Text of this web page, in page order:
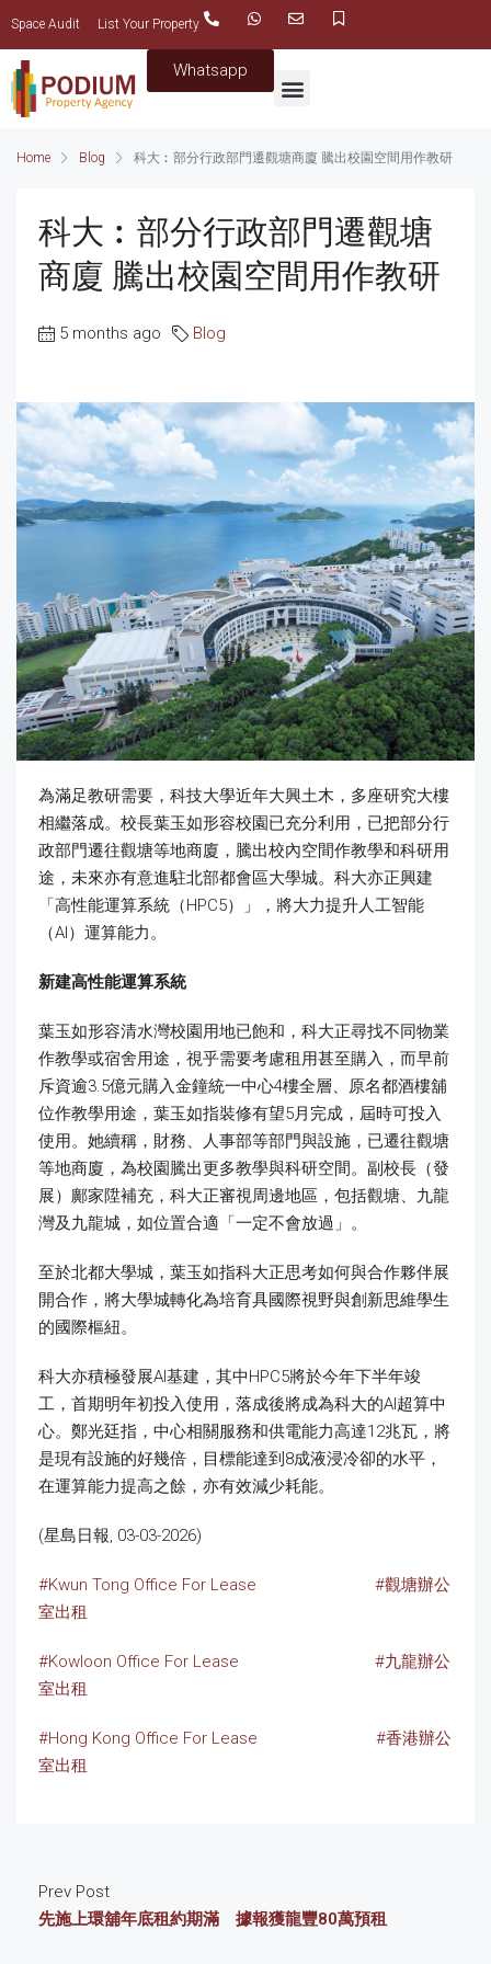
Space Audit List Your Property
Whatsapp
Home Blog 科大︰部分行政部門遷觀塘商廈 騰出校園空間用作教研
科大︰部分行政部門遷觀塘
商廈 騰出校園空間用作教研
5 months ago Blog
為滿足教研需要，科技大學近年大興土木，多座研究大樓
相繼落成。校長葉玉如形容校園已充分利用，已把部分行
政部門遷往觀塘等地商廈，騰出校內空間作教學和科研用
途，未來亦有意進駐北部都會區大學城。科大亦正興建
「高性能運算系統（HPC5）」，將大力提升人工智能
（AI）運算能力。
新建高性能運算系統
葉玉如形容清水灣校園用地已飽和，科大正尋找不同物業
作教學或宿舍用途，視乎需要考慮租用甚至購入，而早前
斥資逾3.5億元購入金鐘統一中心4樓全層、原名都酒樓舖
位作教學用途，葉玉如指裝修有望5月完成，屆時可投入
使用。她續稱，財務、人事部等部門與設施，已遷往觀塘
等地商廈，為校園騰出更多教學與科研空間。副校長（發
展）鄺家陞補充，科大正審視周邊地區，包括觀塘、九龍
灣及九龍城，如位置合適「一定不會放過」。
至於北都大學城，葉玉如指科大正思考如何與合作夥伴展
開合作，將大學城轉化為培育具國際視野與創新思維學生
的國際樞紐。
科大亦積極發展AI基建，其中HPC5將於今年下半年竣
工，首期明年初投入使用，落成後將成為科大的AI超算中
心。鄭光廷指，中心相關服務和供電能力高達12兆瓦，將
是現有設施的好幾倍，目標能達到8成液浸冷卻的水平，
在運算能力提高之餘，亦有效減少耗能。
(星島日報, 03-03-2026)
#Kwun Tong Office For Lease
#觀塘辦公
室出租
#Kowloon Office For Lease
#九龍辦公
室出租
#Hong Kong Office For Lease
#香港辦公
室出租
Prev Post
先施上環舖年底租約期滿 據報獲龍豐80萬預租